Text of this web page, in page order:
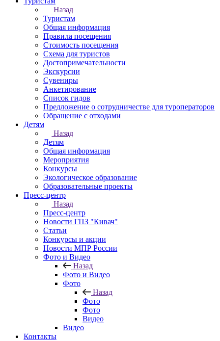
Назад
Туристам
Общая информация
Правила посещения
Стоимость посещения
Схема для туристов
Достопримечательности
Экскурсии
Сувениры
Анкетирование
Список гидов
Предложение о сотрудничестве для туроператоров
Обращение с отходами
Детям
Назад
Детям
Общая информация
Мероприятия
Конкурсы
Экологическое образование
Образовательные проекты
Пресс-центр
Назад
Пресс-центр
Новости ГПЗ "Кивач"
Статьи
Конкурсы и акции
Новости МПР России
Фото и Видео
Назад
Фото и Видео
Фото
Назад
Фото
Фото
Видео
Видео
Контакты